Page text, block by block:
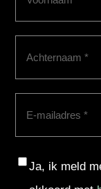
Consent
Ja, ik meld